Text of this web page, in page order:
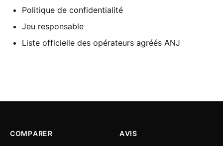
Politique de confidentialité
Jeu responsable
Liste officielle des opérateurs agréés ANJ
COMPARER AVIS